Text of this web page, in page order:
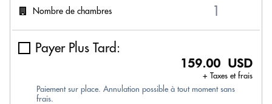
Nombre de chambres
Payer Plus Tard:
159.00 USD
+ Taxes et frais
Paiement sur place. Annulation possible à tout moment sans
frais.